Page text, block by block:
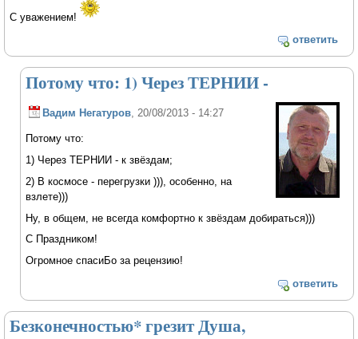
С уважением!
ответить
Потому что: 1) Через ТЕРНИИ -
Вадим Негатуров , 20/08/2013 - 14:27
Потому что:
1) Через ТЕРНИИ - к звёздам;
2) В космосе - перегрузки ))), особенно, на
взлете)))
Ну, в общем, не всегда комфортно к звёздам добираться)))
С Праздником!
Огромное спасиБо за рецензию!
ответить
Безконечностью* грезит Душа,